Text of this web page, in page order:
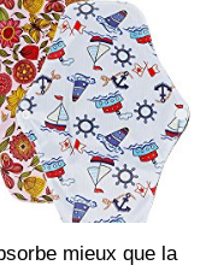
mieux que la